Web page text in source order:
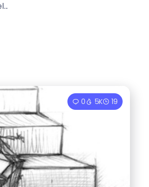
0 5K 19